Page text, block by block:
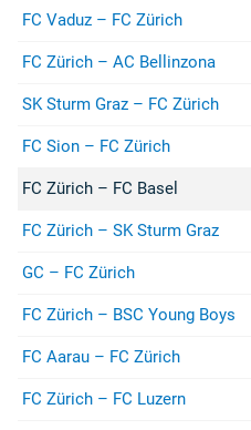
FC Vaduz – FC Zürich
FC Zürich – AC Bellinzona
SK Sturm Graz – FC Zürich
FC Sion – FC Zürich
FC Zürich – FC Basel
FC Zürich – SK Sturm Graz
GC – FC Zürich
FC Zürich – BSC Young Boys
FC Aarau – FC Zürich
FC Zürich – FC Luzern